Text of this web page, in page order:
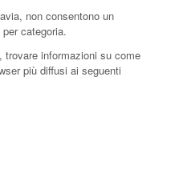
non consentono un
categoria.
informazioni su come
più diffusi ai seguenti